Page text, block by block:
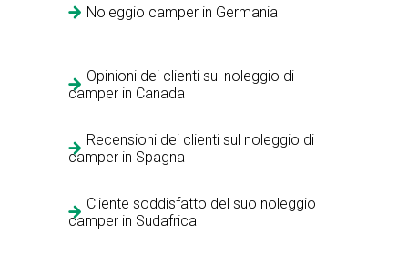
Noleggio camper in Germania
Opinioni dei clienti sul noleggio di
camper in Canada
Recensioni dei clienti sul noleggio di
camper in Spagna
Cliente soddisfatto del suo noleggio
camper in Sudafrica